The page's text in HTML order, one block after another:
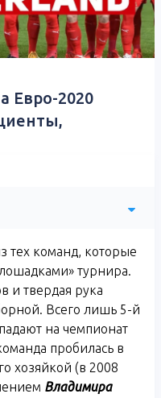
Евро-2020
тех команд, которые
турнира.
и твердая рука
Всего лишь 5-й
на чемпионат
пробилась в
хозяйкой (в 2008
Владимира